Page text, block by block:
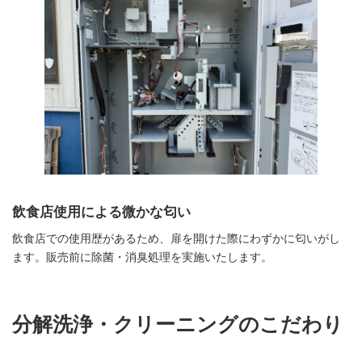
飲食店使用による微かな匂い
飲食店での使用歴があるため、扉を開けた際にわずかに匂いがし
ます。販売前に除菌・消臭処理を実施いたします。
分解洗浄・クリーニングのこだわり